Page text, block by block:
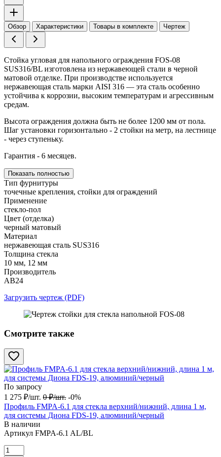
Обзор Характеристики Товары в комплекте Чертеж
Стойка угловая для напольного ограждения FOS-08
SUS316/BL изготовлена из нержавеющей стали в черной
матовой отделке. При производстве используется
нержавеющая сталь марки AISI 316 — эта сталь особенно
устойчива к коррозии, высоким температурам и агрессивным
средам.
Высота ограждения должна быть не более 1200 мм от пола.
Шаг установки горизонтально - 2 стойки на метр, на лестнице
- через ступеньку.
Гарантия - 6 месяцев.
Показать полностью
Тип фурнитуры
точечные крепления, стойки для ограждений
Применение
стекло-пол
Цвет (отделка)
черный матовый
Материал
нержавеющая сталь SUS316
Толщина стекла
10 мм, 12 мм
Производитель
АВ24
Загрузить чертеж (PDF)
Смотрите также
По запросу
1 275 ₽/шт. 0 ₽/шт. -0%
Профиль FMPA-6.1 для стекла верхний/нижний, длина 1 м,
для системы Диона FDS-19, алюминий/черный
В наличии
Артикул FMPA-6.1 AL/BL